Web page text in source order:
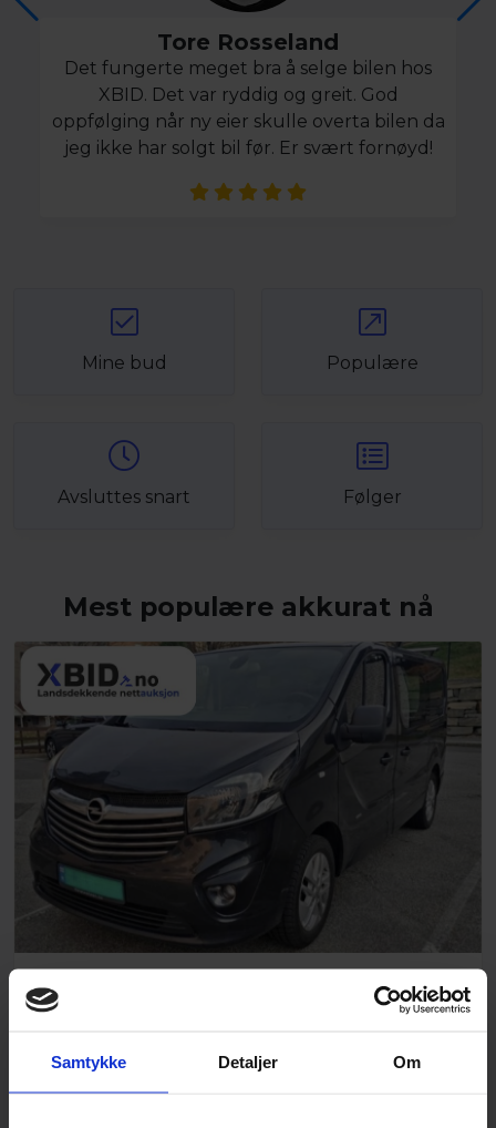
Samtykke Detaljer Om
Tore Rosseland
Det fungerte meget bra å selge bilen hos
XBID. Det var ryddig og greit. God
oppfølging når ny eier skulle overta bilen da
jeg ikke har solgt bil før. Er svært fornøyd!
Mine bud Populære
Avsluttes snart Følger
Mest populære akkurat nå
OPEL Vivaro-B 2015 1.6 120hk